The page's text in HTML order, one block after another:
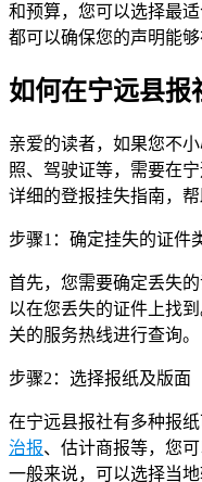
和预算，您可以选择最
都可以确保您的声明能够
如何在宁远县报
亲爱的读者，如果您不
照、驾驶证等，需要在
详细的登报挂失指南，
步骤1：确定挂失的证件
首先，您需要确定丢失
以在您丢失的证件上找
关的服务热线进行查询。
步骤2：选择报纸及版面
在宁远县报社有多种报纸
治报、估计商报等，您
一般来说，可以选择当